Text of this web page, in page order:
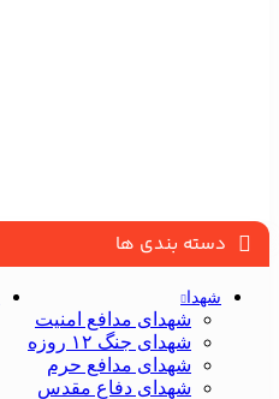
دسته بندی ها
شهدا
شهدای مدافع امنیت
شهدای جنگ ۱۲ روزه
شهدای مدافع حرم
شهدای دفاع مقدس